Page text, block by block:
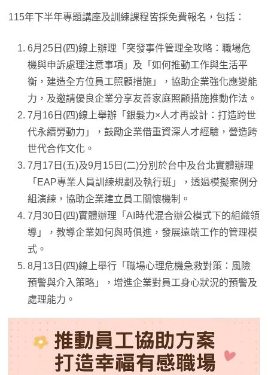
115年下半年專題講座及訓練課程皆採免費報名，包括：
6月25日(四)線上辦理「突發事件管理全攻略：職場危
機與申訴處理注意事項」及「如何推動工作與生活平
衡，建造全方位員工照顧措施」，協助企業強化應變能
力，及邀請優良企業分享友善家庭照顧措施推動作法。
7月16日(四)線上舉辦「銀髮力×人才再設計：打造跨世
代永續勞動力」，鼓勵企業借重資深人才經驗，營造跨
世代合作文化。
7月17日(五)及9月15日(二)分別於台中及台北實體辦理
「EAP專業人員訓練規劃及執行班」，透過模擬案例分
組演練，協助企業建立員工關懷機制。
7月30日(四)實體辦理「AI時代混合辦公模式下的組織領
導」，教導企業如何與時俱進，發展遠端工作的管理模
式。
8月13日(四)線上舉行「職場心理危機急救對策：風險
預警與介入策略」，增進企業對員工身心狀況的預警及
處理能力。